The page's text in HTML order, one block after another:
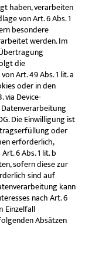
haben, verarbeiten
von Art. 6 Abs. 1
besondere
werden. Im
die
Art. 49 Abs. 1 lit. a
oder in den
via Device-
Die Einwilligung ist
oder
erforderlich,
6 Abs. 1 lit. b
sofern diese zur
sind auf
kann
nach Art. 6
Einzelfall
Absätzen